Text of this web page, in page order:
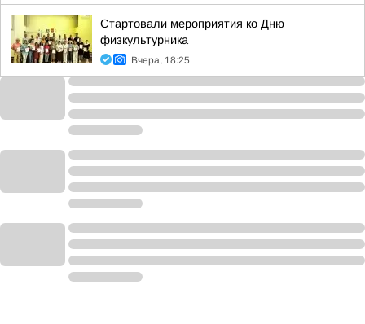
Стартовали мероприятия ко Дню
физкультурника
Вчера, 18:25